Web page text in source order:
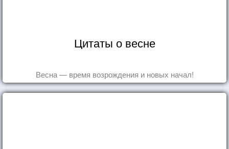
Цитаты о весне
Весна — время возрождения и новых начал!